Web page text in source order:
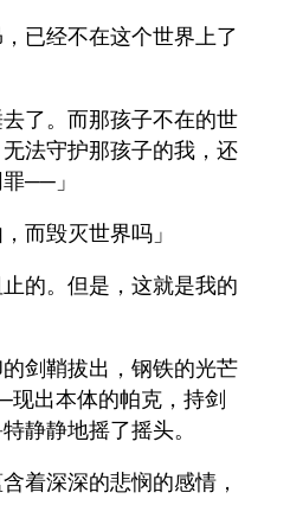
已经不在这个世界上了
去了。而那孩子不在的世
法守护那孩子的我，还
──」
而毁灭世界吗」
止的。但是，这就是我的
剑鞘拔出，钢铁的光芒
出本体的帕克，持剑
静静地摇了摇头。
着深深的悲悯的感情，